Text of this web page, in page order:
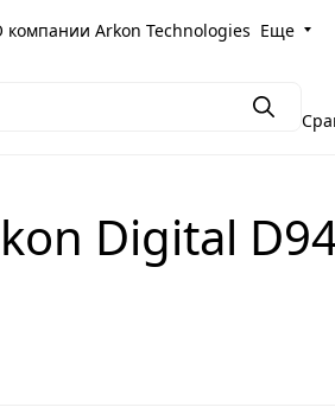
компании Arkon Technologies Еще
Поиск
Digital